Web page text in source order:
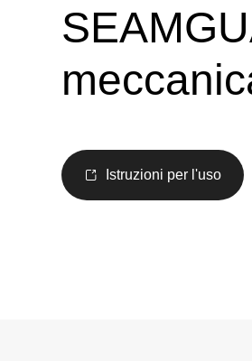
Istruzioni per l'uso